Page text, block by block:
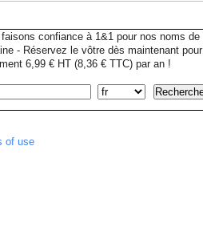
faisons confiance à 1&1 pour nos noms de
- Réservez le vôtre dès maintenant pour
6,99 € HT (8,36 € TTC) par an !
of use